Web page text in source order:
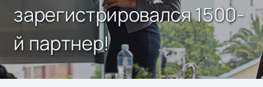
зарегистрировался 1500-
й партнер!